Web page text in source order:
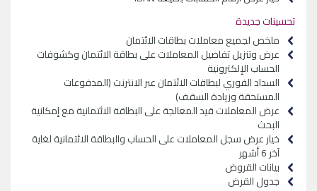
تحسينات جديدة
ملخص لجميع معاملات بطاقات الائتمان
عرض وتنزيل تفاصيل المعاملات على بطاقة الائتمان وكشوفات
الحساب الإلكترونية
السداد الفوري لبطاقات الائتمان عبر الانترنت (المدفوعات
المستحقة وزيادة السقف)
عرض المعاملات قيد المعالجة على البطاقة الائتمانية مع إمكانية
البحث
خيار عرض سجل المعاملات على الحساب والبطاقة الائتمانية لغاية
آخر 6 أشهر
بيانات القروض
جدول القرض